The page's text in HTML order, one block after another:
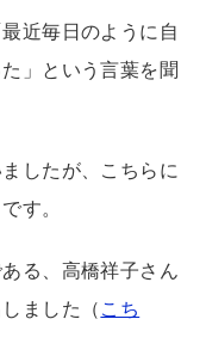
近毎日のように自
」という言葉を聞
したが、こちらに
す。
る、高橋祥子さん
ました（ こち